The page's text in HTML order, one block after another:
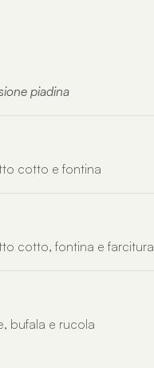
piadina
cotto e fontina
cotto, fontina e farcitura
bufala e rucola